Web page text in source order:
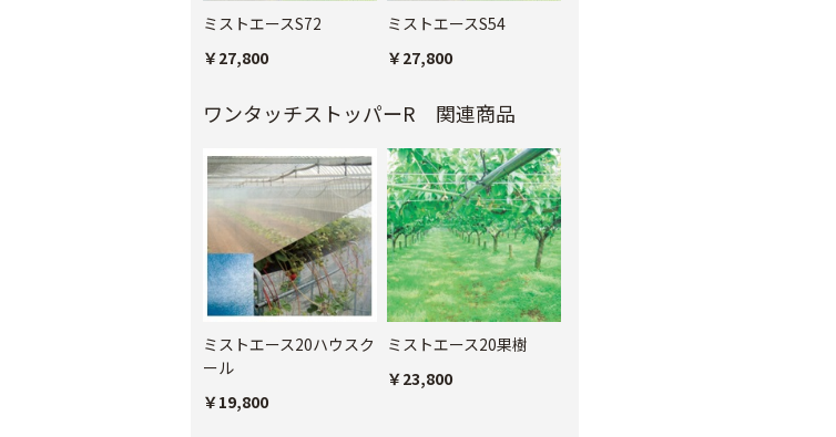
ミストエースS72
￥27,800
ミストエースS54
￥27,800
ワンタッチストッパーR 関連商品
ミストエース20ハウスク
ール
￥19,800
ミストエース20果樹
￥23,800